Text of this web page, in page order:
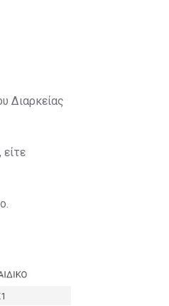
Διαρκείας
είτε